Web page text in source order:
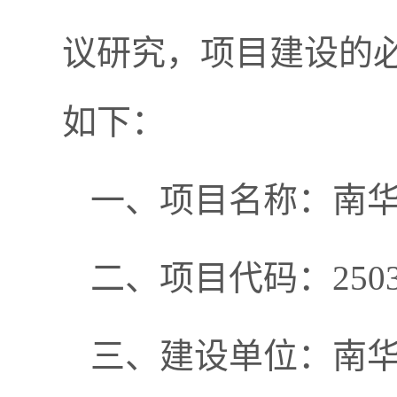
议研究，项目建设的
如下：
一、项目名称：南
二、项目代码：
三、建设单位：南